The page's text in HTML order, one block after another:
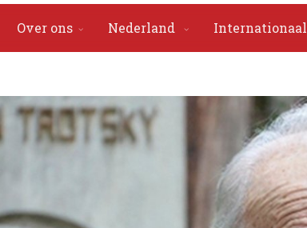
Over ons Nederland Internationaal